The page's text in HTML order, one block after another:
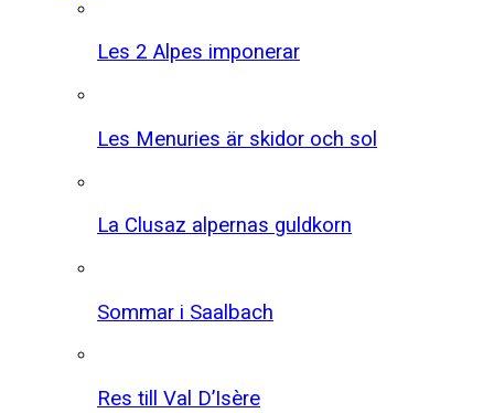
Les 2 Alpes imponerar
Les Menuries är skidor och sol
La Clusaz alpernas guldkorn
Sommar i Saalbach
Res till Val D’Isère